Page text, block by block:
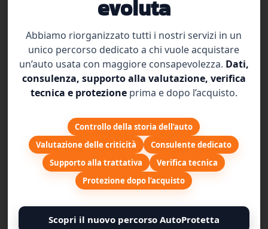
€1,18
/cent. al giorno
Massimale 4500 € per guasto
Km Illimitati
Pagabile in 3 comode rate
Acquista 429€
evoluta
Abbiamo riorganizzato tutti i nostri servizi in un
unico percorso dedicato a chi vuole acquistare
un’auto usata con maggiore consapevolezza. Dati,
consulenza, supporto alla valutazione, verifica
tecnica e protezioneprima e dopo l’acquisto.
Controllo della storia dell’auto
Valutazione delle criticità
Consulente dedicato
Supporto alla trattativa
Verifica tecnica
Protezione dopo l’acquisto
Scopri il nuovo percorso AutoProtetta